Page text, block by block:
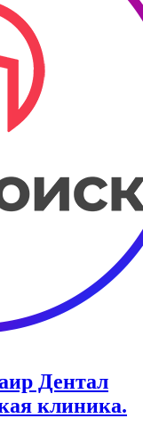
Дентал
клиника.